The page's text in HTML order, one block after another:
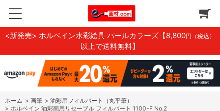
<新発売> ホルベイン水彩絵具 パールカラーズ 【8,800円（税込）
以上で送料無料】
ホーム > 画筆 > 油彩用フィルバート（丸平筆）
> ホルベイン 油彩画用リセーブル フィルバート 1100-F No.2